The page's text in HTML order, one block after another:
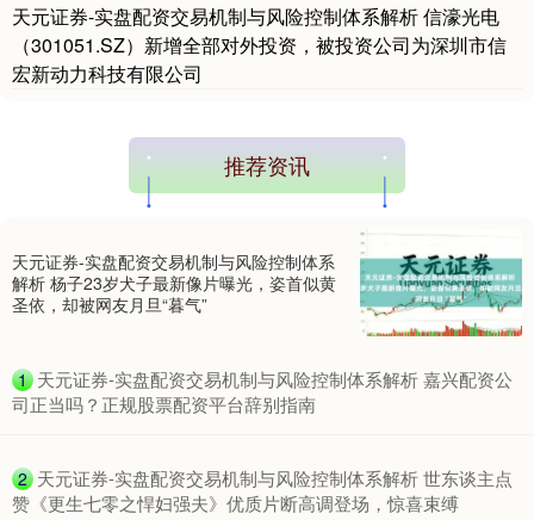
国债指数 229.76 +0.07 +0.03%
期指IC0 7856.80 +1.60 +0.02%
天元证券-实盘配资交易机制与风险控制体系解析 信濠光电
（301051.SZ）新增全部对外投资，被投资公司为深圳市信
宏新动力科技有限公司
推荐资讯
天元证券-实盘配资交易机制与风险控制体系
解析 杨子23岁犬子最新像片曝光，姿首似黄
圣依，却被网友月旦“暮气”
1 ​天元证券-实盘配资交易机制与风险控制体系解析 嘉兴配资公
司正当吗？正规股票配资平台辞别指南
2 ​天元证券-实盘配资交易机制与风险控制体系解析 世东谈主点
赞《更生七零之悍妇强夫》优质片断高调登场，惊喜束缚